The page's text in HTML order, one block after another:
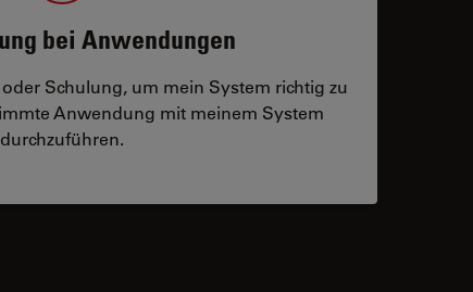
bei Anwendungen
Schulung, um mein System richtig zu
Anwendung mit meinem System
durchzuführen.